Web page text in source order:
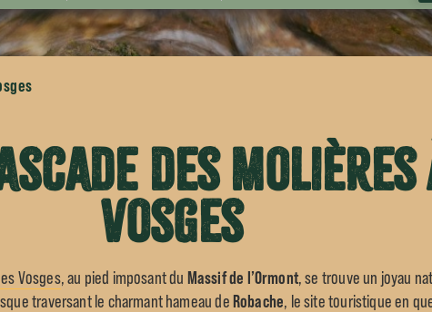
des Molières
Vosges
Vosges, au pied imposant du Massif de l’Ormont, se trouve un joyau
traversant le charmant hameau deRobache, le site touristique en